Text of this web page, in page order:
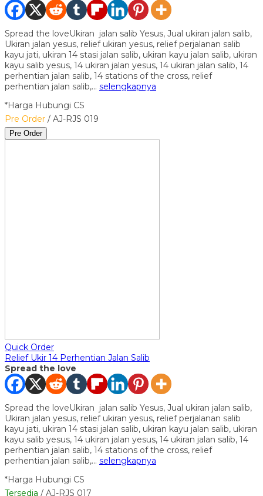
Spread the loveUkiran jalan salib Yesus, Jual ukiran jalan salib,
Ukiran jalan yesus, relief ukiran yesus, relief perjalanan salib
kayu jati, ukiran 14 stasi jalan salib, ukiran kayu jalan salib, ukiran
kayu salib yesus, 14 ukiran jalan yesus, 14 ukiran jalan salib, 14
perhentian jalan salib, 14 stations of the cross, relief
perhentian jalan salib,… selengkapnya
*Harga Hubungi CS
Pre Order / AJ-RJS 019
Pre Order
Quick Order
Relief Ukir 14 Perhentian Jalan Salib
Spread the love
Spread the loveUkiran jalan salib Yesus, Jual ukiran jalan salib,
Ukiran jalan yesus, relief ukiran yesus, relief perjalanan salib
kayu jati, ukiran 14 stasi jalan salib, ukiran kayu jalan salib, ukiran
kayu salib yesus, 14 ukiran jalan yesus, 14 ukiran jalan salib, 14
perhentian jalan salib, 14 stations of the cross, relief
perhentian jalan salib,… selengkapnya
*Harga Hubungi CS
Tersedia / AJ-RJS 017